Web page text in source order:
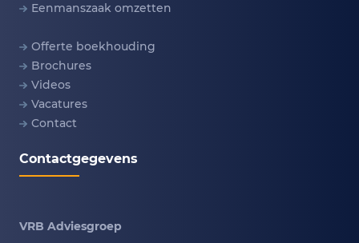
Eenmanszaak omzetten
Offerte boekhouding
Brochures
Videos
Vacatures
Contact
Contactgegevens
VRB Adviesgroep